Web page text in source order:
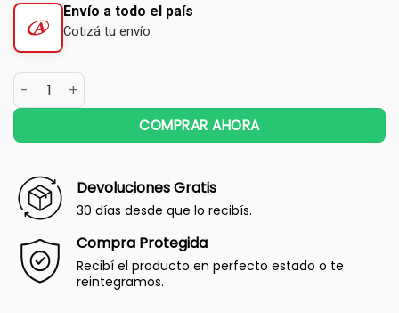
Envío a todo el país
Cotizá tu envío
COMPRAR AHORA
Devoluciones Gratis
30 días desde que lo recibís.
Compra Protegida
Recibí el producto en perfecto estado o te
reintegramos.